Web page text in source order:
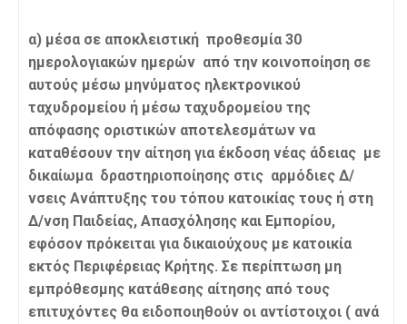
α) μέσα σε αποκλειστική προθεσμία 30
ημερολογιακών ημερών από την κοινοποίηση σε
αυτούς μέσω μηνύματος ηλεκτρονικού
ταχυδρομείου ή μέσω ταχυδρομείου της
απόφασης οριστικών αποτελεσμάτων να
καταθέσουν την αίτηση για έκδοση νέας άδειας με
δικαίωμα δραστηριοποίησης στις αρμόδιες Δ/
νσεις Ανάπτυξης του τόπου κατοικίας τους ή στη
Δ/νση Παιδείας, Απασχόλησης και Εμπορίου,
εφόσον πρόκειται για δικαιούχους με κατοικία
εκτός Περιφέρειας Κρήτης. Σε περίπτωση μη
εμπρόθεσμης κατάθεσης αίτησης από τους
επιτυχόντες θα ειδοποιηθούν οι αντίστοιχοι ( ανά